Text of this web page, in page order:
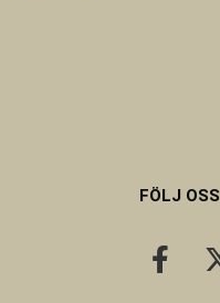
FÖLJ OSS